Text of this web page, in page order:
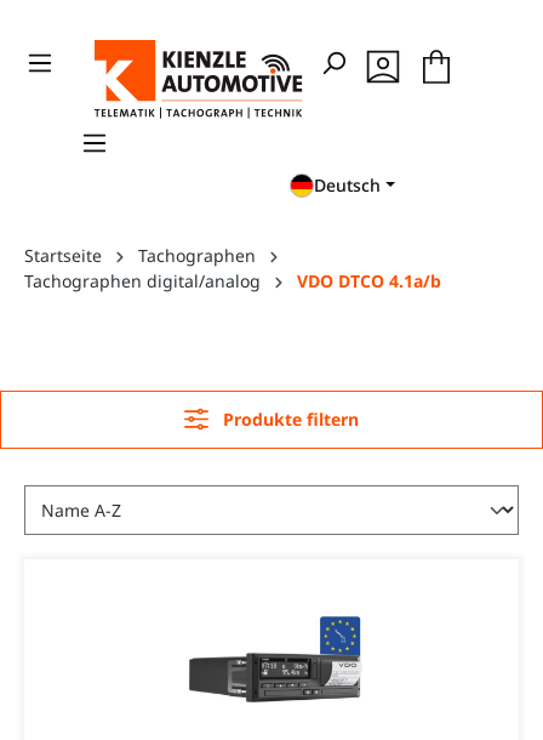
Deutsch
Startseite
Tachographen
Tachographen digital/analog
VDO DTCO 4.1a/b
Produkte filtern